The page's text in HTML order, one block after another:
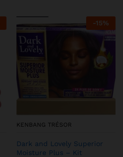
-15%
KENBANG TRÉSOR
Dark and Lovely Superior
Moisture Plus – Kit